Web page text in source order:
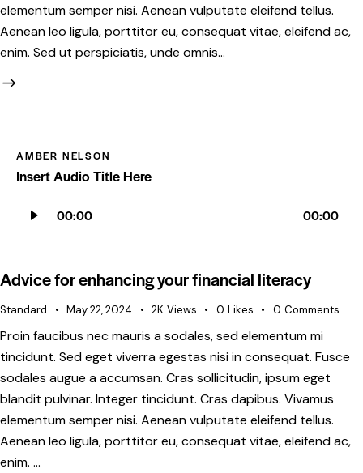
elementum semper nisi. Aenean vulputate eleifend tellus.
Aenean leo ligula, porttitor eu, consequat vitae, eleifend ac,
enim. Sed ut perspiciatis, unde omnis…
AMBER NELSON
Insert Audio Title Here
Player
00:00 00:00
Advice for enhancing your financial literacy
Standard May 22, 2024 2K Views 0 Likes 0 Comments
Proin faucibus nec mauris a sodales, sed elementum mi
tincidunt. Sed eget viverra egestas nisi in consequat. Fusce
sodales augue a accumsan. Cras sollicitudin, ipsum eget
blandit pulvinar. Integer tincidunt. Cras dapibus. Vivamus
elementum semper nisi. Aenean vulputate eleifend tellus.
Aenean leo ligula, porttitor eu, consequat vitae, eleifend ac,
enim. …